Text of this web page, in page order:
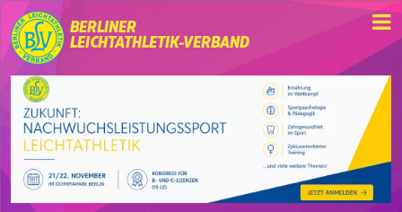
BERLINER
LEICHTATHLETIK-VERBAND